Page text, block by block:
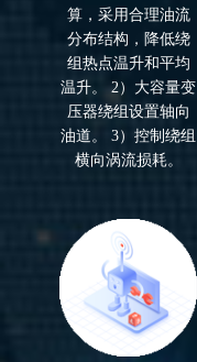
算，采用合理油流
分布结构，降低绕
组热点温升和平均
温升。 2）大容量变
压器绕组设置轴向
油道。 3）控制绕组
横向涡流损耗。